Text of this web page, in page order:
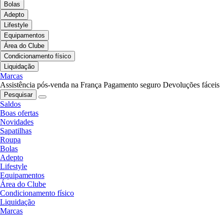
Bolas
Adepto
Lifestyle
Equipamentos
Área do Clube
Condicionamento físico
Liquidação
Marcas
Assistência pós-venda na França Pagamento seguro Devoluções fáceis
Pesquisar
Saldos
Boas ofertas
Novidades
Sapatilhas
Roupa
Bolas
Adepto
Lifestyle
Equipamentos
Área do Clube
Condicionamento físico
Liquidação
Marcas